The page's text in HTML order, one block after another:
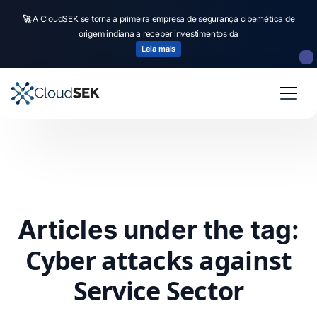
🚀A CloudSEK se torna a primeira empresa de segurança cibernética de
origem indiana a receber investimentos da
Leia mais
Articles under the tag:
Cyber attacks against
Service Sector